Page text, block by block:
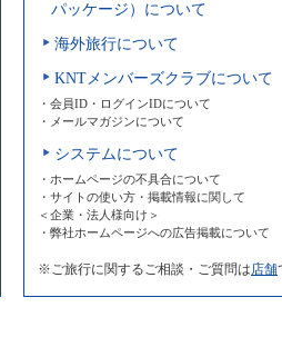
パッケージ）について
海外旅行について
KNTメンバーズクラブについて
・会員ID・ログインIDについて
・メールマガジンについて
システムについて
・ホームページの不具合について
・サイトの使い方・掲載情報に関して
＜企業・法人様向け＞
・弊社ホームページへの広告掲載について
※ご旅行に関するご相談・ご質問は店舗